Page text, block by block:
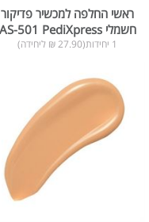
ראשי החלפה למכשיר פדיקור
חשמלי AS-501 PediXpress
1 יחידות(27.90 ₪ ליחידה)